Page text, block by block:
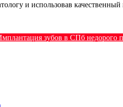
и использовав
зубов в СПб недорого